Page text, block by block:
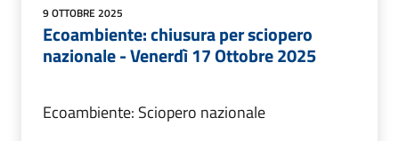
9 OTTOBRE 2025
Ecoambiente: chiusura per sciopero
nazionale - Venerdì 17 Ottobre 2025
Ecoambiente: Sciopero nazionale